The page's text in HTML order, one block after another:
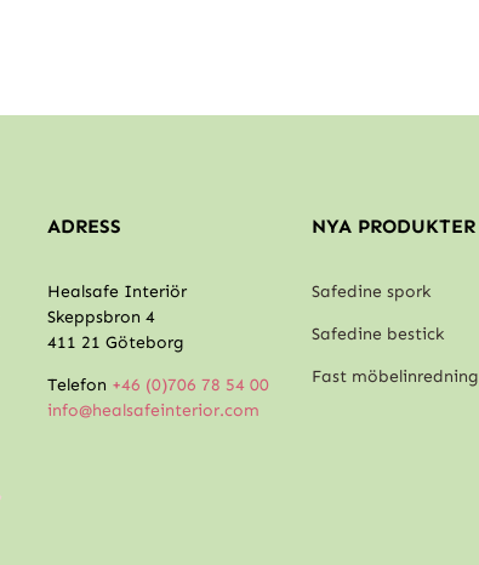
ADRESS
Healsafe Interiör
Skeppsbron 4
411 21 Göteborg
Telefon +46 (0)706 78 54 00
info@healsafeinterior.com
NYA PRODUKTER
Safedine spork
Safedine bestick
Fast möbelinredning